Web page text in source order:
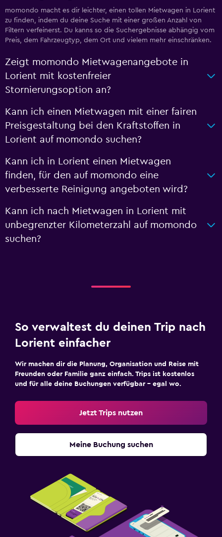
momondo macht es dir leichter, einen tollen Mietwagen in Lorient
zu finden, indem du deine Suche mit einer großen Anzahl von
Filtern verfeinerst. Du kanns so die Suchergebnisse abhängig vom
Preis, dem Fahrzeugtyp, dem Ort und vielem mehr einschränken.
Zeigt momondo Mietwagenangebote in
Lorient mit kostenfreier
Stornierungsoption an?
Kann ich einen Mietwagen mit einer fairen
Preisgestaltung bei den Kraftstoffen in
Lorient auf momondo suchen?
Kann ich in Lorient einen Mietwagen
finden, für den auf momondo eine
verbesserte Reinigung angeboten wird?
Kann ich nach Mietwagen in Lorient mit
unbegrenzter Kilometerzahl auf momondo
suchen?
So verwaltest du deinen Trip nach
Lorient einfacher
Wir machen dir die Planung, Organisation und Reise mit
Freunden oder Familie ganz einfach. Trips ist kostenlos
und für alle deine Buchungen verfügbar – egal wo.
Jetzt Trips nutzen
Meine Buchung suchen